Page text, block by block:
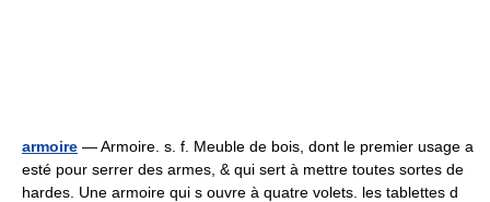
armoire — Armoire. s. f. Meuble de bois, dont le premier usage a
esté pour serrer des armes, & qui sert à mettre toutes sortes de
hardes. Une armoire qui s ouvre à quatre volets. les tablettes d